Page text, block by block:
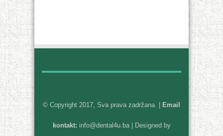
© Copyright 2017, Sva prava zadržana. | Email
kontakt: info@dental4u.ba| Designed by